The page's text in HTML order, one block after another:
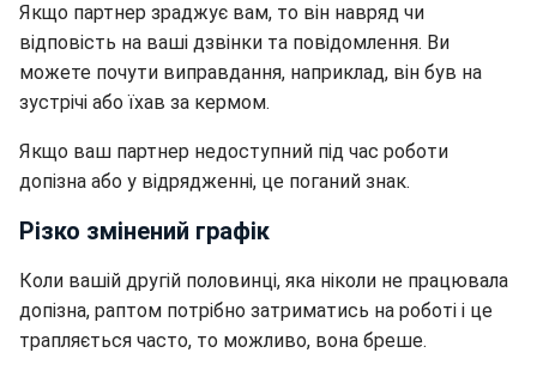
Якщо партнер зраджує вам, то він навряд чи
відповість на ваші дзвінки та повідомлення. Ви
можете почути виправдання, наприклад, він був на
зустрічі або їхав за кермом.
Якщо ваш партнер недоступний під час роботи
допізна або у відрядженні, це поганий знак.
Різко змінений графік
Коли вашій другій половинці, яка ніколи не працювала
допізна, раптом потрібно затриматись на роботі і це
трапляється часто, то можливо, вона бреше.